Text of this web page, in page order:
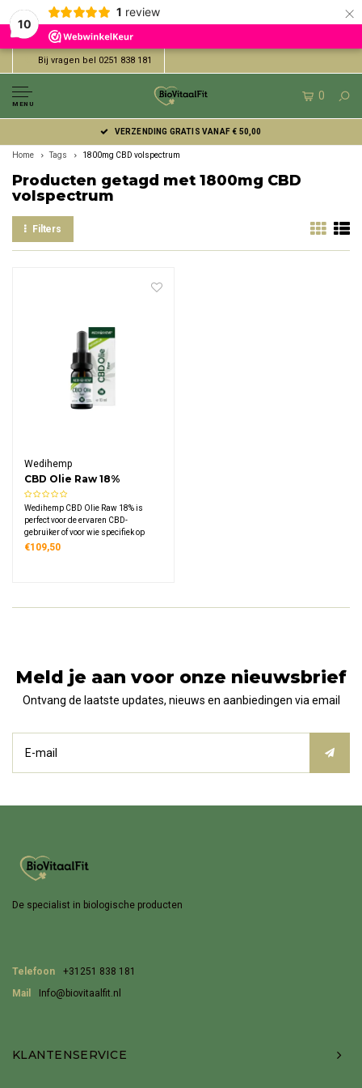
10
1 review ×
Bij vragen bel 0251 838 181
MENU
0
VERZENDING GRATIS VANAF € 50,00
Home Tags 1800mg CBD volspectrum
Producten getagd met 1800mg CBD
volspectrum
Filters
Wedihemp
CBD Olie Raw 18%
Wedihemp CBD Olie Raw 18% is
perfect voor de ervaren CBD-
gebruiker of voor wie specifiek op
zoek is naar een hooggedoseerd
€109,50
Meld je aan voor onze nieuwsbrief
Ontvang de laatste updates, nieuws en aanbiedingen via email
De specialist in biologische producten
Telefoon
+31251 838 181
Mail
Info@biovitaalfit.nl
KLANTENSERVICE